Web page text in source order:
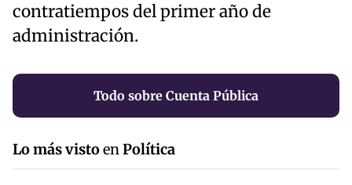
contratiempos del primer año de
administración.
Todo sobre Cuenta Pública
Lo más vistoenPolítica